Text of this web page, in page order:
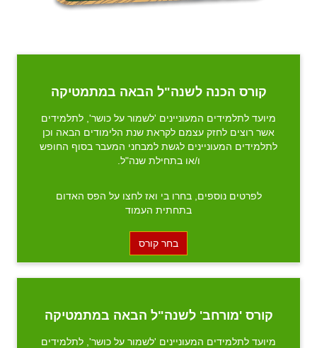
קורס הכנה לשנה"ל הבאה במתמטיקה
מיועד לתלמידים המעוניינים 'לשמור על כושר', לתלמידים
אשר רוצים לחזק עצמם לקראת שנת הלימודים הבאה וכן
לתלמידים המעוניינים לגשת למבחני המעבר בסוף החופש
ו/או בתחילת שנה"ל.
לפרטים נוספים, בחרו בי ואז לחצו על הפס האדום
בתחתית העמוד
בחר קורס
קורס 'מורחב' לשנה"ל הבאה במתמטיקה
מיועד לתלמידים המעוניינים 'לשמור על כושר', לתלמידים